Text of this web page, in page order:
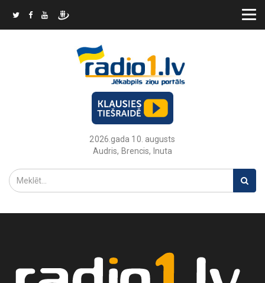
2026.gada 10. augusts
Audris, Brencis, Inuta